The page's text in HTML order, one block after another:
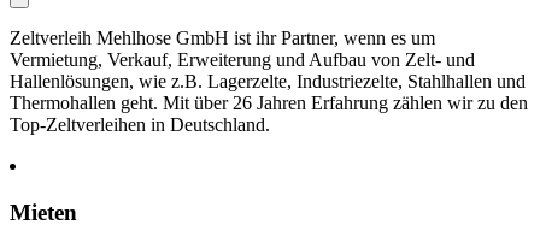
Zeltverleih Mehlhose GmbH ist ihr Partner, wenn es um
Vermietung, Verkauf, Erweiterung und Aufbau von Zelt- und
Hallenlösungen, wie z.B. Lagerzelte, Industriezelte, Stahlhallen und
Thermohallen geht. Mit über 26 Jahren Erfahrung zählen wir zu den
Top-Zeltverleihen in Deutschland.
Mieten